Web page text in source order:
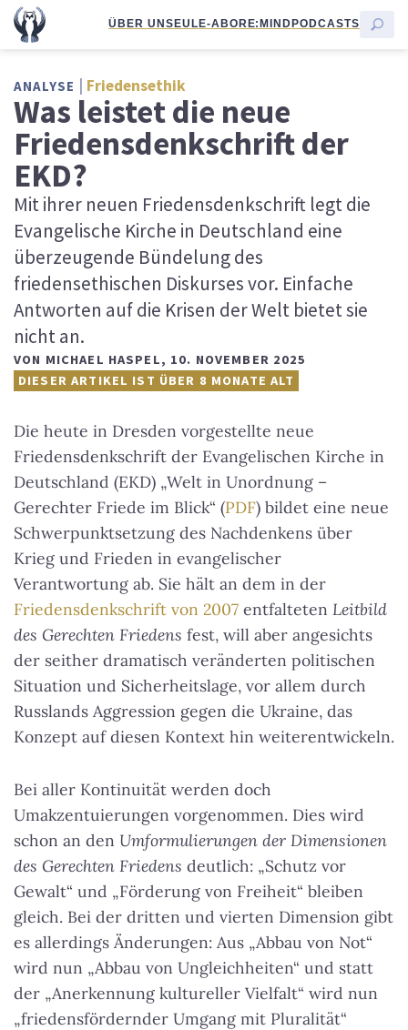
ÜBER UNSEULE-ABORE:MINDPODCASTS
ANALYSE Friedensethik
Was leistet die neue
Friedensdenkschrift der
EKD?
Mit ihrer neuen Friedensdenkschrift legt die
Evangelische Kirche in Deutschland eine
überzeugende Bündelung des
friedensethischen Diskurses vor. Einfache
Antworten auf die Krisen der Welt bietet sie
nicht an.
VON MICHAEL HASPEL, 10. NOVEMBER 2025
DIESER ARTIKEL IST ÜBER 8 MONATE ALT
Die heute in Dresden vorgestellte neue
Friedensdenkschrift der Evangelischen Kirche in
Deutschland (EKD) „Welt in Unordnung –
Gerechter Friede im Blick“ (PDF) bildet eine neue
Schwerpunktsetzung des Nachdenkens über
Krieg und Frieden in evangelischer
Verantwortung ab. Sie hält an dem in der
Friedensdenkschrift von 2007 entfalteten Leitbild
des Gerechten Friedens fest, will aber angesichts
der seither dramatisch veränderten politischen
Situation und Sicherheitslage, vor allem durch
Russlands Aggression gegen die Ukraine, das
Konzept auf diesen Kontext hin weiterentwickeln.
Bei aller Kontinuität werden doch
Umakzentuierungen vorgenommen. Dies wird
schon an den Umformulierungen der Dimensionen
des Gerechten Friedens deutlich: „Schutz vor
Gewalt“ und „Förderung von Freiheit“ bleiben
gleich. Bei der dritten und vierten Dimension gibt
es allerdings Änderungen: Aus „Abbau von Not“
wird nun „Abbau von Ungleichheiten“ und statt
der „Anerkennung kultureller Vielfalt“ wird nun
„friedensfördernder Umgang mit Pluralität“